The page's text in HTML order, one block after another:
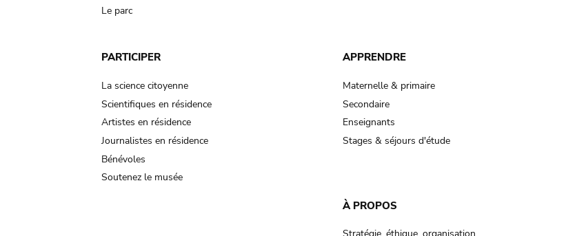
Le parc
PARTICIPER
La science citoyenne
Scientifiques en résidence
Artistes en résidence
Journalistes en résidence
Bénévoles
Soutenez le musée
APPRENDRE
Maternelle & primaire
Secondaire
Enseignants
Stages & séjours d'étude
À PROPOS